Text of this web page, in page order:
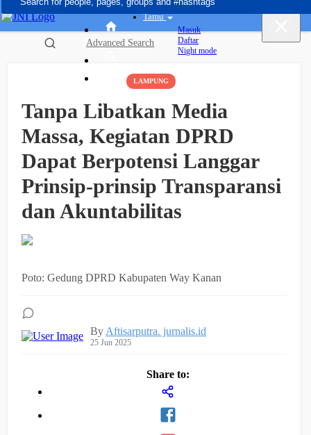
Advanced Search
Tamu
Masuk
Daftar
Night mode
LAMPUNG
Tanpa Libatkan Media
Massa, Kegiatan DPRD
Dapat Berpotensi Langgar
Prinsip-prinsip Transparansi
dan Akuntabilitas
Poto: Gedung DPRD Kabupaten Way Kanan
By Aftisarputra. jurnalis.id
25 Jun 2025
Share to: